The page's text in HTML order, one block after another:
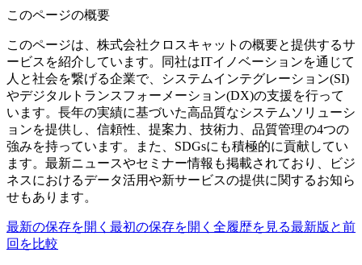
このページの概要
このページは、株式会社クロスキャットの概要と提供するサ
ービスを紹介しています。同社はITイノベーションを通じて
人と社会を繋げる企業で、システムインテグレーション(SI)
やデジタルトランスフォーメーション(DX)の支援を行って
います。長年の実績に基づいた高品質なシステムソリューシ
ョンを提供し、信頼性、提案力、技術力、品質管理の4つの
強みを持っています。また、SDGsにも積極的に貢献してい
ます。最新ニュースやセミナー情報も掲載されており、ビジ
ネスにおけるデータ活用や新サービスの提供に関するお知ら
せもあります。
最新の保存を開く 最初の保存を開く 全履歴を見る最新版と前
回を比較